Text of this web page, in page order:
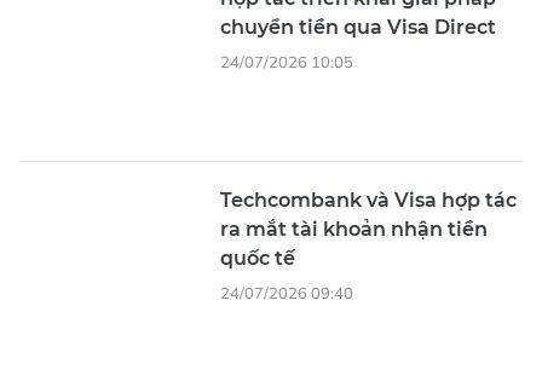
chuyển tiền qua Visa Direct
24/07/2026 10:05
Techcombank và Visa hợp tác
ra mắt tài khoản nhận tiền
quốc tế
24/07/2026 09:40